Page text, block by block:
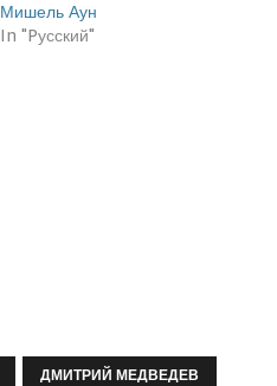
Мишель Аун
In "Pусский"
ДМИТРИЙ МЕДВЕДЕВ